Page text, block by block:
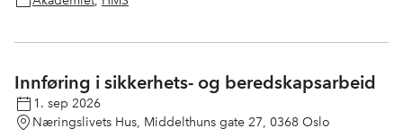
Innføring i sikkerhets- og beredskapsarbeid
1. sep 2026
Næringslivets Hus, Middelthuns gate 27, 0368 Oslo